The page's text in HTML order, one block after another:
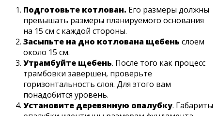
Подготовьте котлован. Его размеры должны
превышать размеры планируемого основания
на 15 см с каждой стороны.
Засыпьте на дно котлована щебень слоем
около 15 см.
Утрамбуйте щебень. После того как процесс
трамбовки завершен, проверьте
горизонтальность слоя. Для этого вам
понадобится уровень.
Установите деревянную опалубку. Габариты